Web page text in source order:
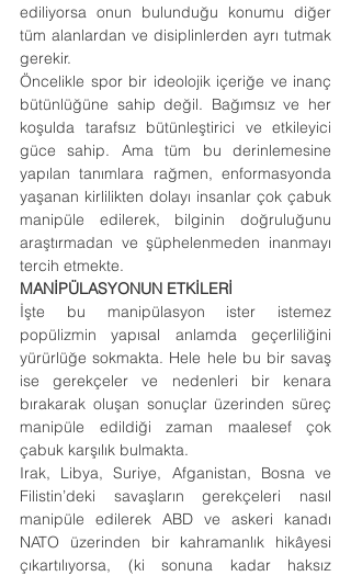
ediliyorsa onun bulunduğu konumu diğer
tüm alanlardan ve disiplinlerden ayrı tutmak
gerekir.
Öncelikle spor bir ideolojik içeriğe ve inanç
bütünlüğüne sahip değil. Bağımsız ve her
koşulda tarafsız bütünleştirici ve etkileyici
güce sahip. Ama tüm bu derinlemesine
yapılan tanımlara rağmen, enformasyonda
yaşanan kirlilikten dolayı insanlar çok çabuk
manipüle edilerek, bilginin doğruluğunu
araştırmadan ve şüphelenmeden inanmayı
tercih etmekte.
MANİPÜLASYONUN ETKİLERİ
İşte bu manipülasyon ister istemez
popülizmin yapısal anlamda geçerliliğini
yürürlüğe sokmakta. Hele hele bu bir savaş
ise gerekçeler ve nedenleri bir kenara
bırakarak oluşan sonuçlar üzerinden süreç
manipüle edildiği zaman maalesef çok
çabuk karşılık bulmakta.
Irak, Libya, Suriye, Afganistan, Bosna ve
Filistin’deki savaşların gerekçeleri nasıl
manipüle edilerek ABD ve askeri kanadı
NATO üzerinden bir kahramanlık hikâyesi
çıkartılıyorsa, (ki sonuna kadar haksız